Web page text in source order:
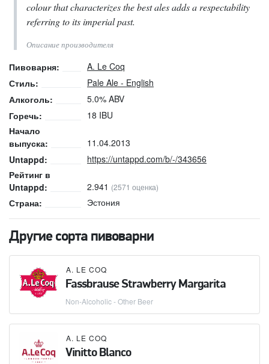
colour that characterizes the best ales adds a respectability
referring to its imperial past.
Описание производителя
Пивоварня:
A. Le Coq
Стиль:
Pale Ale - English
Алкоголь:
5.0% ABV
Горечь:
18 IBU
Начало
выпуска:
11.04.2013
Untappd:
https://untappd.com/b/-/343656
Рейтинг в
Untappd:
2.941 (2571 оценка)
Страна: Эстония
Другие сорта пивоварни
A. LE COQ
Fassbrause Strawberry Margarita
Non-Alcoholic - Other Beer
A. LE COQ
Vinitto Blanco